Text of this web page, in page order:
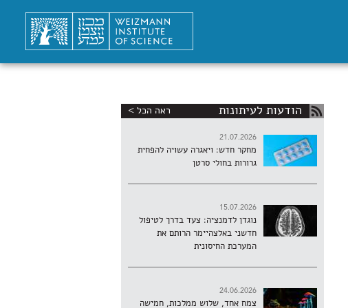
הודעות לעיתונות ראה הכל >
21.07.2026
מחקר חדש: ויאגרה עשויה להפחית
גרורות בחולי סרטן
15.07.2026
נוגדן לדמנציה: צעד בדרך לטיפול
חדשני באלצהיימר הרותם את
המערכת החיסונית
24.06.2026
צמח אחד, שלוש ממלכות, חמישה